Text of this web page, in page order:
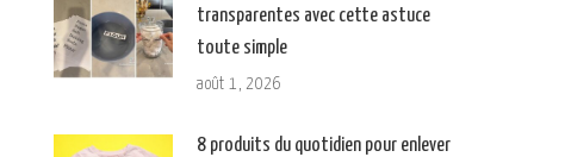
transparentes avec cette astuce
toute simple
août 1, 2026
8 produits du quotidien pour enlever